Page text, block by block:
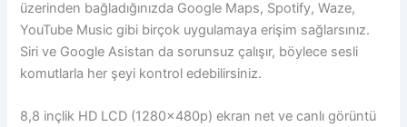
üzerinden bağladığınızda Google Maps, Spotify, Waze,
YouTube Music gibi birçok uygulamaya erişim sağlarsınız.
Siri ve Google Asistan da sorunsuz çalışır, böylece sesli
komutlarla her şeyi kontrol edebilirsiniz.
8,8 inçlik HD LCD (1280x480p) ekran net ve canlı görüntü